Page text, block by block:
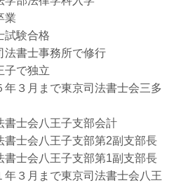
業
試験合格
法書士事務所で修行
子で独立
３月まで東京司法書士会三多
書士会八王子支部会計
士会八王子支部第2副支部長
士会八王子支部第1副支部長
３月まで東京司法書士会八王